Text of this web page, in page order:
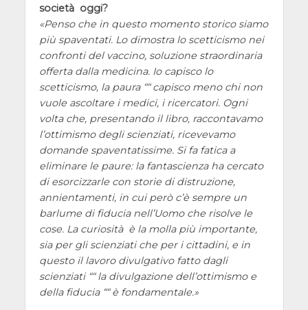
società oggi?
Penso che in questo momento storico siamo
più spaventati. Lo dimostra lo scetticismo nei
confronti del vaccino, soluzione straordinaria
offerta dalla medicina. Io capisco lo
scetticismo, la paura ““ capisco meno chi non
vuole ascoltare i medici, i ricercatori. Ogni
volta che, presentando il libro, raccontavamo
l’ottimismo degli scienziati, ricevevamo
domande spaventatissime. Si fa fatica a
eliminare le paure: la fantascienza ha cercato
di esorcizzarle con storie di distruzione,
annientamenti, in cui però c’è sempre un
barlume di fiducia nell’Uomo che risolve le
cose. La curiosità è la molla più importante,
sia per gli scienziati che per i cittadini, e in
questo il lavoro divulgativo fatto dagli
scienziati ““ la divulgazione dell’ottimismo e
della fiducia ““ è fondamentale.